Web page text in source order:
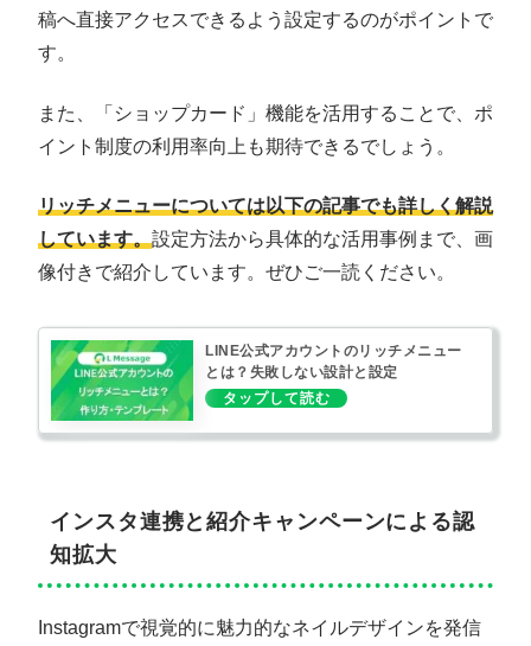
稿へ直接アクセスできるよう設定するのがポイントで
す。
また、「ショップカード」機能を活用することで、ポ
イント制度の利用率向上も期待できるでしょう。
リッチメニューについては以下の記事でも詳しく解説
しています。設定方法から具体的な活用事例まで、画
像付きで紹介しています。ぜひご一読ください。
LINE公式アカウントのリッチメニュー
とは？失敗しない設計と設定
インスタ連携と紹介キャンペーンによる認
知拡大
Instagramで視覚的に魅力的なネイルデザインを発信